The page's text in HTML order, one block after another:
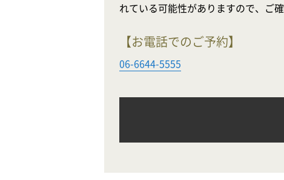
れている可能性がありますので、ご
【お電話でのご予約】
06-6644-5555